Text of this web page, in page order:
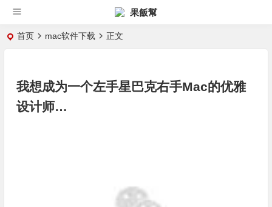
果飯幫
首页 mac软件下载 正文
我想成为一个左手星巴克右手Mac的优雅
设计师…